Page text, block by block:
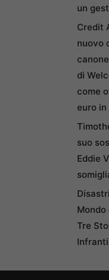
un
Credit
nuovo
di
come
euro in
suo
Eddie
Tre
Infranti